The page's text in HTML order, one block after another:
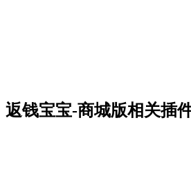
返钱宝宝-商城版相关插